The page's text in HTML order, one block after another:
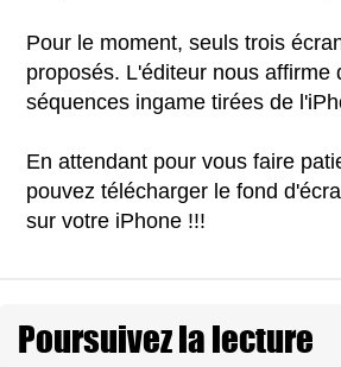
Pour le moment, seuls trois
proposés. L'éditeur nous affirme
séquences ingame tirées de
En attendant pour vous faire
pouvez télécharger le fond
sur votre iPhone !!!
Poursuivez la lecture